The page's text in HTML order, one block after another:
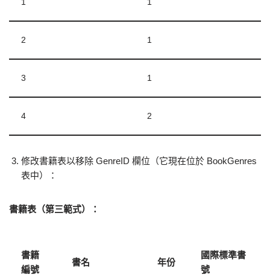
1 1
2 1
3 1
4 2
修改書籍表以移除 GenreID 欄位（它現在位於 BookGenres
表中）：
書籍表（第三範式）：
書籍
編號
書名 年份
國際標準書
號